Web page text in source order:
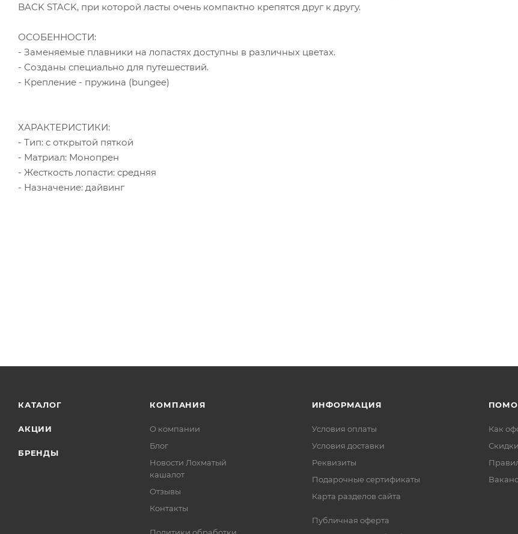
BACK STACK, при которой ласты очень компактно крепятся друг к другу.
ОСОБЕННОСТИ:
- Заменяемые плавники на лопастях доступны в различных цветах.
- Созданы специально для путешествий.
- Крепление - пружина (bungee)
ХАРАКТЕРИСТИКИ:
- Тип: с открытой пяткой
- Матриал: Монопрен
- Жесткость лопасти: средняя
- Назначение: дайвинг
КАТАЛОГ
АКЦИИ
БРЕНДЫ
КОМПАНИЯ
О компании
Блог
Новости Лохматый
кашалот
Отзывы
Контакты
ИНФОРМАЦИЯ
Условия оплаты
Условия доставки
Реквизиты
Подарочные сертификаты
Карта разделов сайта
Публичная оферта
Как
Скидки